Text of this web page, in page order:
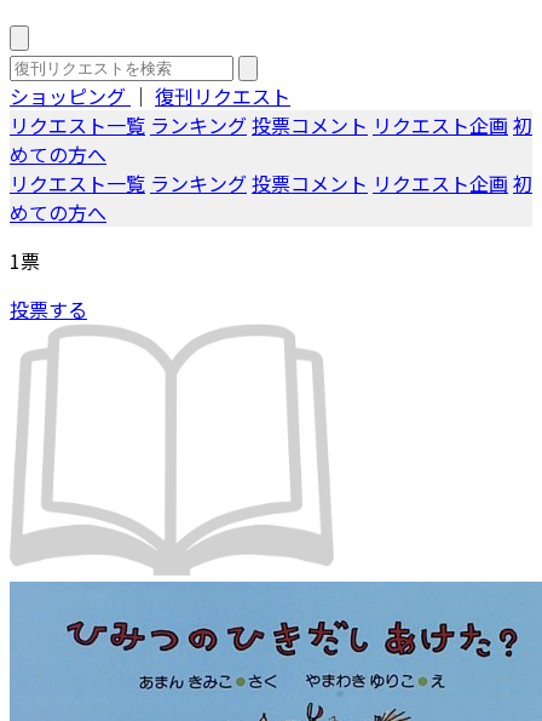
ショッピング ｜ 復刊リクエスト
リクエスト一覧 ランキング投票コメント リクエスト企画 初
めての方へ
リクエスト一覧 ランキング投票コメント リクエスト企画 初
めての方へ
1票
投票する